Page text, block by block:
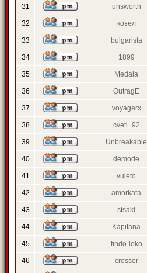
31 unsworth
32 козел
33 bulgarista
34 1899
35 Medala
36 OutragE
37 voyagerx
38 cveti_92
39 Unbreakable
40 demode
41 vujeto
42 amorkata
43 stsaki
44 Kapitana
45 findo-loko
46 crosser